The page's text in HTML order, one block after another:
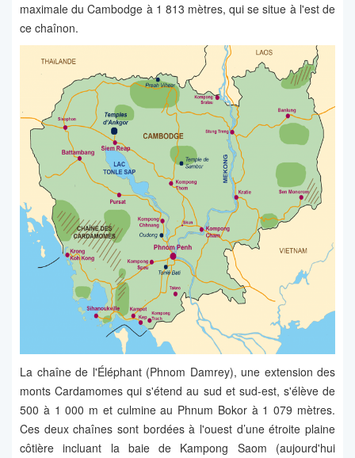
maximale du Cambodge à 1 813 mètres, qui se situe à l'est de
ce chaînon.
La chaîne de l'Éléphant (Phnom Damrey), une extension des
monts Cardamomes qui s'étend au sud et sud-est, s'élève de
500 à 1 000 m et culmine au Phnum Bokor à 1 079 mètres.
Ces deux chaînes sont bordées à l'ouest d’une étroite plaine
côtière incluant la baie de Kampong Saom (aujourd'hui